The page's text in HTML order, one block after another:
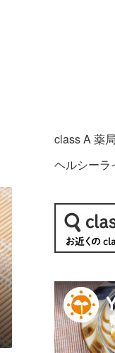
class A 薬
ヘルシーラ